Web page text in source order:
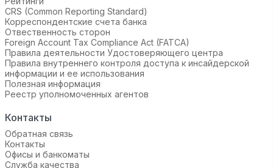
CRS (Common Reporting Standard)
Корреспондентские счета банка
Отвественность сторон
Foreign Account Tax Compliance Act (FATCA)
Правила деятельности Удостоверяющего центра
Правила внутреннего контроля доступа к инсайдерской
информации и ее использования
Полезная информация
Реестр уполномоченных агентов
Контакты
Обратная связь
Контакты
Офисы и банкоматы
Служба качества